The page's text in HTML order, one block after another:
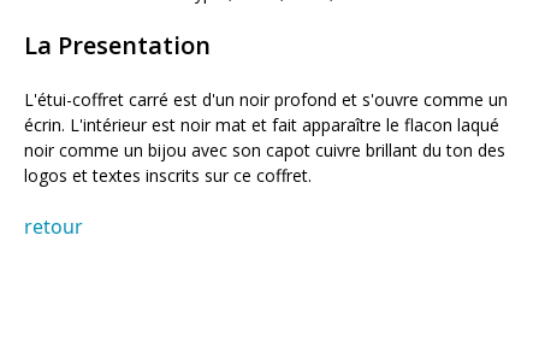
La Presentation
L'étui-coffret carré est d'un noir profond et s'ouvre comme un
écrin. L'intérieur est noir mat et fait apparaître le flacon laqué
noir comme un bijou avec son capot cuivre brillant du ton des
logos et textes inscrits sur ce coffret.
retour